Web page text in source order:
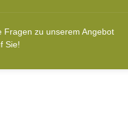
zu unserem Angebot
Sie!